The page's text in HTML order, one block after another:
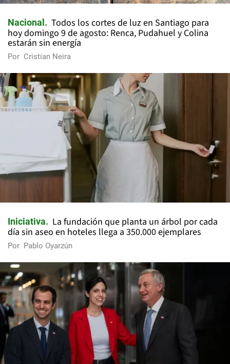
Nacional
Todos los cortes de luz en Santiago para
hoy domingo 9 de agosto: Renca, Pudahuel y Colina
estarán sin energía
Por Cristian Neira
Iniciativa
La fundación que planta un árbol por cada
día sin aseo en hoteles llega a 350.000 ejemplares
Por Pablo Oyarzún